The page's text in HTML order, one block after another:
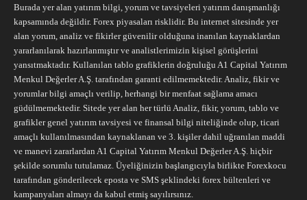
Burada yer alan yatırım bilgi, yorum ve tavsiyeleri yatırım danışmanlığı
kapsamında değildir. Forex piyasaları risklidir. Bu internet sitesinde yer
alan yorum, analiz ve fikirler güvenilir olduğuna inanılan kaynaklardan
yararlanılarak hazırlanmıştır ve analistlerimizin kişisel görüşlerini
yansıtmaktadır. Kullanılan tablo grafiklerin doğruluğu A1 Capital Yatırım
Menkul Değerler A.Ş. tarafından garanti edilmemektedir. Analiz, fikir ve
yorumlar bilgi amaçlı verilip, herhangi bir menfaat sağlama amacı
güdülmemektedir. Sitede yer alan her türlü Analiz, fikir, yorum, tablo ve
grafikler genel yatırım tavsiyesi ve finansal bilgi niteliğinde olup, ticari
amaçlı kullanılmasından kaynaklanan ve 3. kişiler dahil uğranılan maddi
ve manevi zararlardan A1 Capital Yatırım Menkul Değerler A.Ş. hiçbir
şekilde sorumlu tutulamaz. Üyeliğinizin başlangıcıyla birlikte Forexkocu
tarafından gönderilecek eposta ve SMS şeklindeki forex bültenleri ve
kampanyaları almayı da kabul etmiş sayılırsınız.